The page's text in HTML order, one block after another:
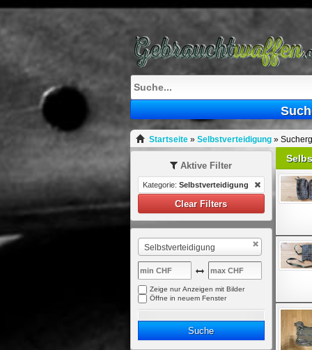
Startseite» Selbstverteidigung»
Aktive Filter
Kategorie: Selbstverteidigung
Clear Filters
Selbstverteidigung
Zeige nur Anzeigen mit Bilder
Öffne in neuem Fenster
Suche